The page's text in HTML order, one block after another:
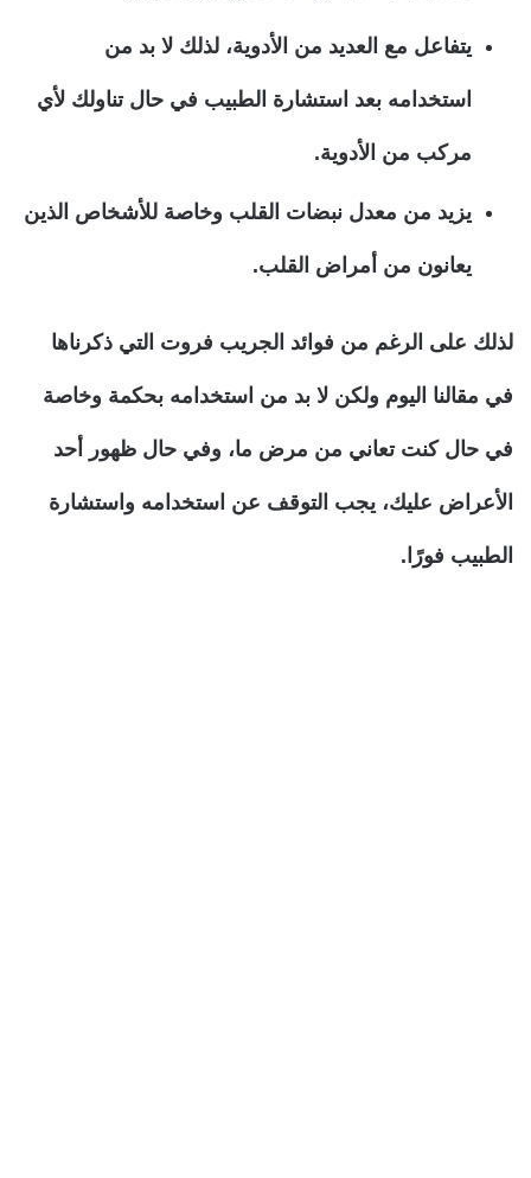
يتفاعل مع العديد من الأدوية، لذلك لا بد من
استخدامه بعد استشارة الطبيب في حال تناولك لأي
مركب من الأدوية.
يزيد من معدل نبضات القلب وخاصة للأشخاص الذين
يعانون من أمراض القلب.
لذلك على الرغم من فوائد الجريب فروت التي ذكرناها
في مقالنا اليوم ولكن لا بد من استخدامه بحكمة وخاصة
في حال كنت تعاني من مرض ما، وفي حال ظهور أحد
الأعراض عليك، يجب التوقف عن استخدامه واستشارة
الطبيب فورًا.